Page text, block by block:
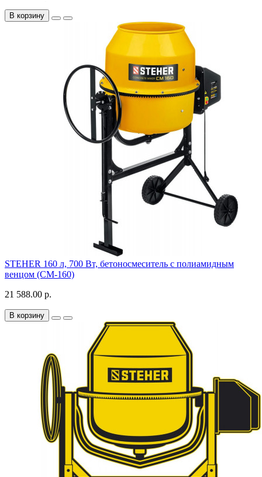
В корзину
STEHER 160 л, 700 Вт, бетоносмеситель с полиамидным
венцом (CM-160)
21 588.00 р.
В корзину